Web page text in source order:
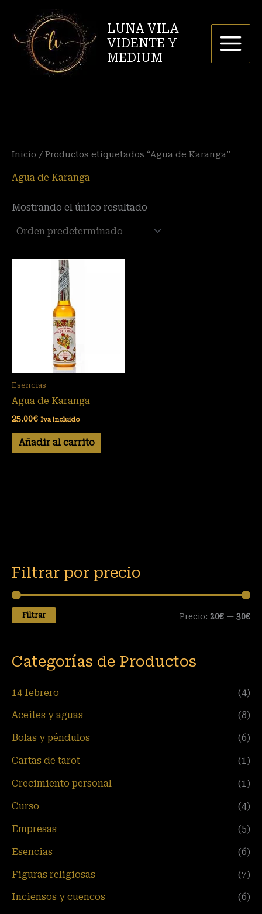
contenido
LUNA VILA
VIDENTE Y
MEDIUM
Filtrar por precio
r
c
r
c
Filtrar Precio: 20€ — 30€
Categorías de Productos
14 febrero (4)
Aceites y aguas (8)
Bolas y péndulos (6)
Cartas de tarot (1)
Crecimiento personal (1)
Curso (4)
Empresas (5)
Esencias (6)
Figuras religiosas (7)
Inciensos y cuencos (6)
Inicio / Productos etiquetados “Agua de Karanga”
Agua de Karanga
Mostrando el único resultado
Esencias
Agua de Karanga
25.00€ Iva incluido
Añadir al carrito